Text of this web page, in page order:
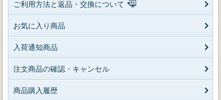
ご利用方法と返品・交換について
お気に入り商品
入荷通知商品
注文商品の確認・キャンセル
商品購入履歴